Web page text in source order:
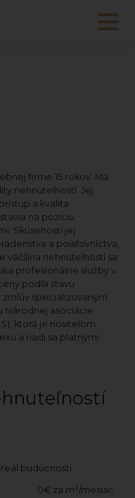
firme 15 rokov. Má
nehnuteľností. Jej
a kvalita
na pozíciu
Skúsenosti jej
a poisťovníctva,
väčšina nehnuteľností sa
profesionálne služby v
podľa stavu
špecializovaným
Národnej asociácie
ktorá je nositeľom
a riadi sa platnými
budúcnosti
0€ za m2/mesiac